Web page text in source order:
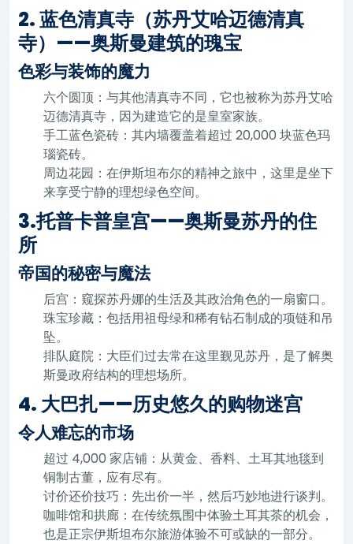
2. 蓝色清真寺（苏丹艾哈迈德清真
寺）——奥斯曼建筑的瑰宝
色彩与装饰的魔力
六个圆顶：与其他清真寺不同，它也被称为苏丹艾哈
迈德清真寺，因为建造它的是皇室家族。
手工蓝色瓷砖：其内墙覆盖着超过 20,000 块蓝色玛
瑙瓷砖。
周边花园：在伊斯坦布尔的精神之旅中，这里是坐下
来享受宁静的理想绿色空间。
3.托普卡普皇宫——奥斯曼苏丹的住
所
帝国的秘密与魔法
后宫：窥探苏丹娜的生活及其政治角色的一扇窗口。
珠宝珍藏：包括用祖母绿和稀有钻石制成的项链和吊
坠。
排队庭院：大臣们过去常在这里觐见苏丹，是了解奥
斯曼政府结构的理想场所。
4. 大巴扎——历史悠久的购物迷宫
令人难忘的市场
超过 4,000 家店铺：从黄金、香料、土耳其地毯到
铜制古董，应有尽有。
讨价还价技巧：先出价一半，然后巧妙地进行谈判。
咖啡馆和拱廊：在传统氛围中体验土耳其茶的机会，
也是正宗伊斯坦布尔旅游体验不可或缺的一部分。